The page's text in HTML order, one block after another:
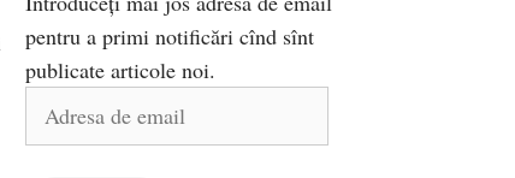
pentru a primi notificări cînd sînt
publicate articole noi.
Adresa